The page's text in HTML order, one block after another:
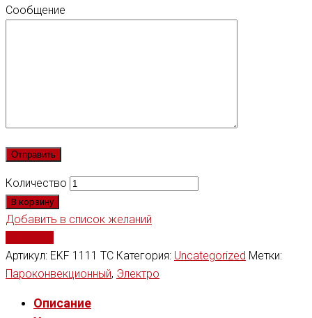
Сообщение
Количество
В корзину
Добавить в список желаний
Артикул: EKF 1111 TC Категория: Uncategorized Метки:
Пароконвекционный, Электро
Описание